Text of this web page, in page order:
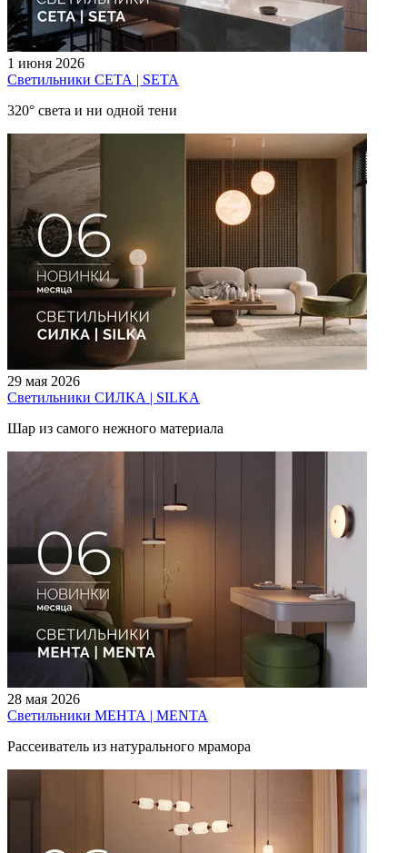
1 июня 2026
Светильники СЕТА | SETA
320° света и ни одной тени
29 мая 2026
Светильники СИЛКА | SILKA
Шар из самого нежного материала
28 мая 2026
Светильники МЕНТА | MENTA
Рассеиватель из натурального мрамора